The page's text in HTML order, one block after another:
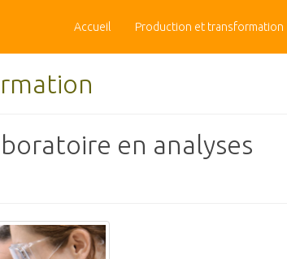
Accueil Production et transformation
en analyses